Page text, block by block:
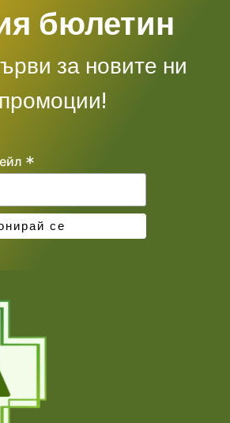
бюлетин
за новите ни
промоции!
*